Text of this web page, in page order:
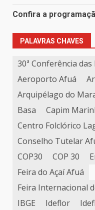
Confira a
PALAVRAS CHAVES
30ª Conferência
Aeroporto Afuá
Arquipélago do
Basa
Capim
Centro Folclórico
Conselho Tutelar
COP30
COP 30
Feira do Açaí Afuá
Feira Internacional
IBGE
Ideflor